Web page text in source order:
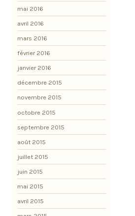
mai 2016
avril 2016
mars 2016
février 2016
janvier 2016
décembre 2015
novembre 2015
octobre 2015
septembre 2015
août 2015
juillet 2015
juin 2015
mai 2015
avril 2015